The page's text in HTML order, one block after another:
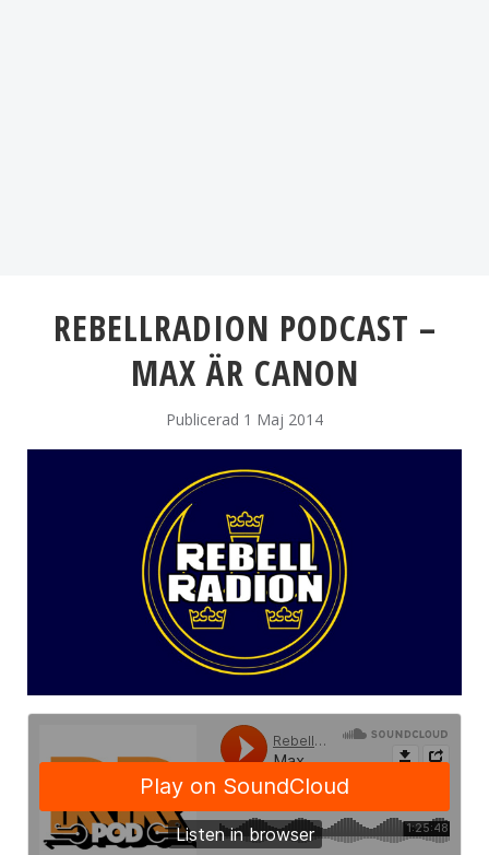
REBELLRADION PODCAST –
MAX ÄR CANON
Publicerad 1 Maj 2014